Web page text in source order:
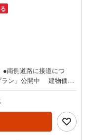
●南側道路に接道につ
ラン」公開中 建物価格:
3か月以内に当社と建物
停止条件として販売し
負契約が締結されなかっ
なり、受領した手付金